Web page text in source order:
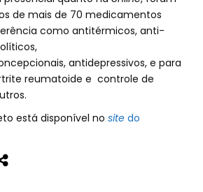
de mais de 70 medicamentos
como antitérmicos, anti-
antidepressivos, e para
reumatoide e controle de
está disponível no site do